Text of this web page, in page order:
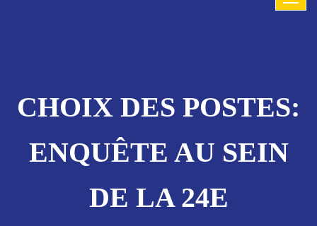
CHOIX DES POSTES:
ENQUÊTE AU SEIN
DE LA 24E